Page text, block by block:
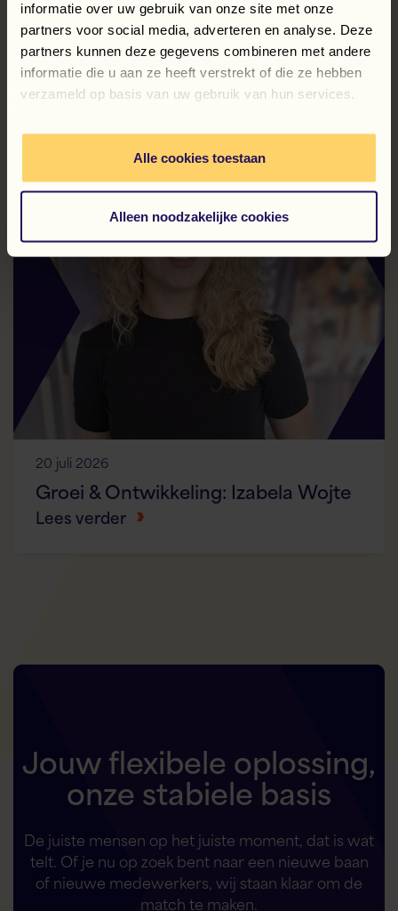
informatie over uw gebruik van onze site met onze
partners voor social media, adverteren en analyse. Deze
partners kunnen deze gegevens combineren met andere
informatie die u aan ze heeft verstrekt of die ze hebben
verzameld op basis van uw gebruik van hun services.
Alle cookies toestaan
Alleen noodzakelijke cookies
vóór de salarisstrook
Lees verder
20 juli 2026
Groei & Ontwikkeling: Izabela Wojte
Lees verder
Jouw flexibele oplossing,
onze stabiele basis
De juiste mensen op het juiste moment, dat is wat
telt. Of je nu op zoek bent naar een nieuwe baan
of nieuwe medewerkers, wij staan klaar om de
match te maken.